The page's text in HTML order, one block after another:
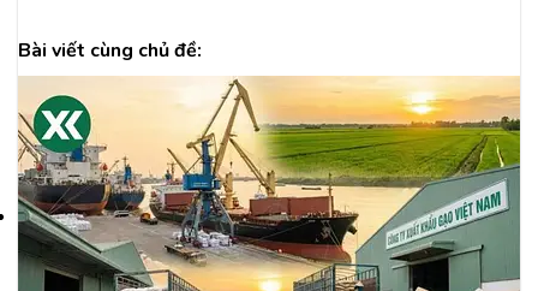
Bài viết cùng chủ đề: